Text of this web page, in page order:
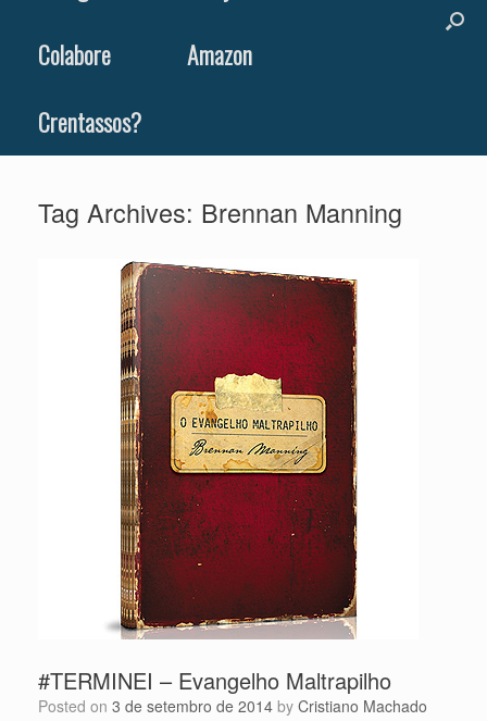
Colabore
Amazon
Crentassos?
Tag Archives: Brennan Manning
#TERMINEI – Evangelho Maltrapilho
Posted on 3 de setembro de 2014 by Cristiano Machado